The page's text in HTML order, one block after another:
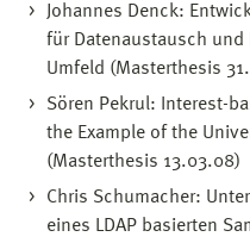
Johannes Denck:
für Datenaustausch
Umfeld (Masterthesis
Sören Pekrul: Interest-
the Example of the
(Masterthesis 13.03.08)
Chris Schumacher:
eines LDAP basierten